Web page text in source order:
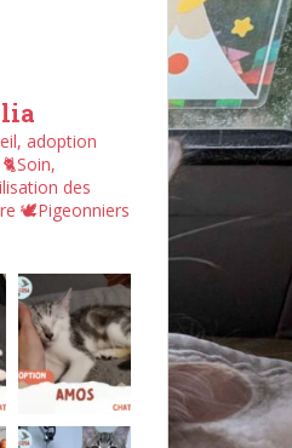
adoption
🐈Soin,
des
🕊︎Pigeonniers